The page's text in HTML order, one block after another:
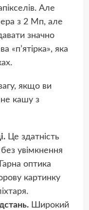
Але
з 2 Мп, але
значно
«п’ятірка», яка
якщо ви
не кашу з
Це здатність
увімкнення
оптика
картинку
Широкий